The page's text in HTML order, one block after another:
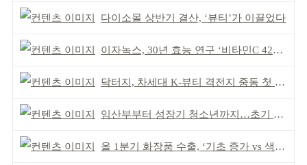
다이소몰 상반기 결산, ‘뷰티’가 이끌었다
이자녹스, 30년 효능 연구 ‘비타민C 42% 멜라오프 밤’
닥터지, 차세대 K-뷰티 격전지 중동 첫 진출
임산부부터 성장기 청소년까지…초기 튼살 케어
올 1분기 화장품 수출, ‘기초 증가 vs 색조 감소’